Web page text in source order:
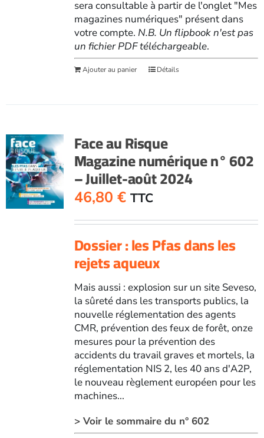
sera consultable à partir de l'onglet "Mes
magazines numériques" présent dans
votre compte. N.B. Un flipbook n'est pas
un fichier PDF téléchargeable.
Ajouter au panier Détails
Face au Risque
Magazine numérique n° 602
– Juillet-août 2024
46,80 € TTC
Dossier : les Pfas dans les
rejets aqueux
Mais aussi : explosion sur un site Seveso,
la sûreté dans les transports publics, la
nouvelle réglementation des agents
CMR, prévention des feux de forêt, onze
mesures pour la prévention des
accidents du travail graves et mortels, la
réglementation NIS 2, les 40 ans d'A2P,
le nouveau règlement européen pour les
machines...
> Voir le sommaire du n° 602